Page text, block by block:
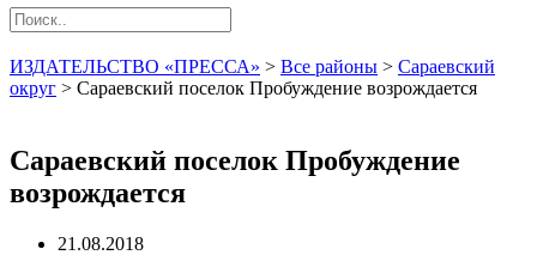
ИЗДАТЕЛЬСТВО «ПРЕССА» > Все районы > Сараевский
округ > Сараевский поселок Пробуждение возрождается
Сараевский поселок Пробуждение
возрождается
21.08.2018